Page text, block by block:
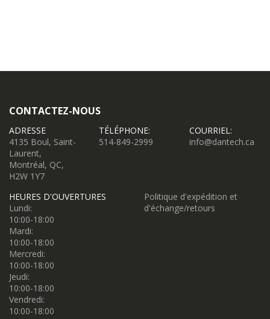
CONTACTEZ-NOUS
ADRESSE
4135 Boul, Saint-
Laurent,
Montréal, QC,
H2W 1Y7
TÉLÉPHONE:
514-849-2999
COURRIEL:
info@dantech.ca
HEURES D'OUVERTURES
Lundi:
10:00-18:00
Mardi:
10:00-18:00
Mercredi:
10:00-18:00
Jeudi:
10:00-18:00
Vendredi:
10:00-18:00
Politique d'expédition et
d'échange/retours